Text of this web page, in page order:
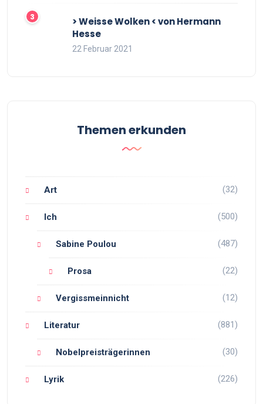
> Weisse Wolken < von Hermann
Hesse
22 Februar 2021
Themen erkunden
Art (32)
Ich (500)
Sabine Poulou (487)
Prosa (22)
Vergissmeinnicht (12)
Literatur (881)
Nobelpreisträgerinnen (30)
Lyrik (226)